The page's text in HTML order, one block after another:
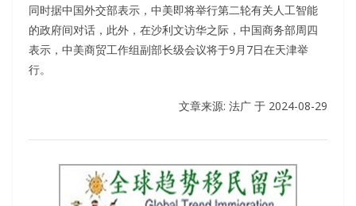
同时据中国外交部表示，中美即将举行第二轮有关人工智能
的政府间对话，此外，在沙利文访华之际，中国商务部周四
表示，中美商贸工作组副部长级会议将于9月7日在天津举
行。
文章来源: 法广 于 2024-08-29